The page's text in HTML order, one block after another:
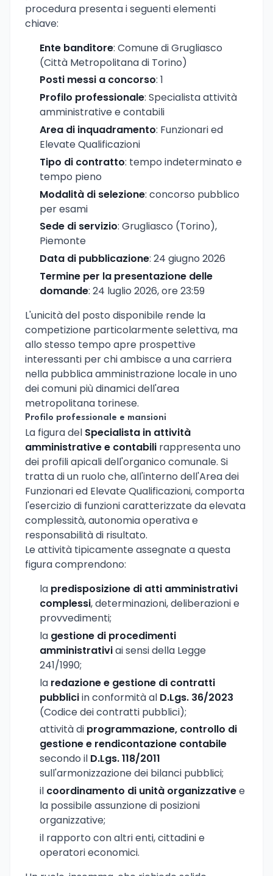
procedura presenta i seguenti elementi
chiave:
Ente banditore: Comune di Grugliasco
(Città Metropolitana di Torino)
Posti messi a concorso: 1
Profilo professionale: Specialista attività
amministrative e contabili
Area di inquadramento: Funzionari ed
Elevate Qualificazioni
Tipo di contratto: tempo indeterminato e
tempo pieno
Modalità di selezione: concorso pubblico
per esami
Sede di servizio: Grugliasco (Torino),
Piemonte
Data di pubblicazione: 24 giugno 2026
Termine per la presentazione delle
domande: 24 luglio 2026, ore 23:59
L'unicità del posto disponibile rende la
competizione particolarmente selettiva, ma
allo stesso tempo apre prospettive
interessanti per chi ambisce a una carriera
nella pubblica amministrazione locale in uno
dei comuni più dinamici dell'area
metropolitana torinese.
Profilo professionale e mansioni
La figura del Specialista in attività
amministrative e contabili rappresenta uno
dei profili apicali dell'organico comunale. Si
tratta di un ruolo che, all'interno dell'Area dei
Funzionari ed Elevate Qualificazioni, comporta
l'esercizio di funzioni caratterizzate da elevata
complessità, autonomia operativa e
responsabilità di risultato.
Le attività tipicamente assegnate a questa
figura comprendono:
la predisposizione di atti amministrativi
complessi, determinazioni, deliberazioni e
provvedimenti;
la gestione di procedimenti
amministrativiai sensi della Legge
241/1990;
la redazione e gestione di contratti
pubbliciin conformità al D.Lgs. 36/2023
(Codice dei contratti pubblici);
attività di programmazione, controllo di
gestione e rendicontazione contabile
secondo il D.Lgs. 118/2011
sull'armonizzazione dei bilanci pubblici;
il coordinamento di unità organizzativee
la possibile assunzione di posizioni
organizzative;
il rapporto con altri enti, cittadini e
operatori economici.